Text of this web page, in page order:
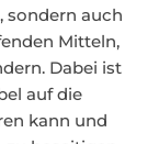
sondern auch
Mitteln,
Dabei ist
auf die
kann und